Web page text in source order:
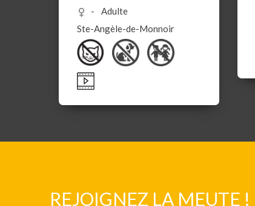
Adulte
Ste-Angèle-de-Monnoir
REJOIGNEZ LA MEUTE !